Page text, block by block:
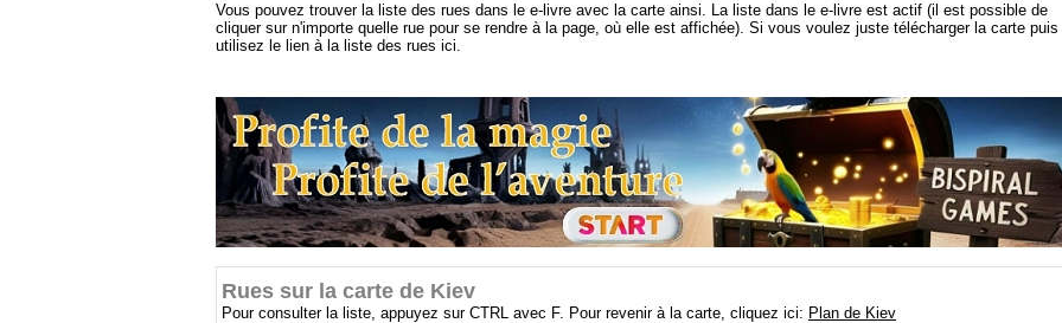
Vous pouvez trouver la liste des rues dans le e-livre avec la carte ainsi. La liste dans le e-livre est actif (il est possible de
cliquer sur n'importe quelle rue pour se rendre à la page, où elle est affichée). Si vous voulez juste télécharger la carte puis
utilisez le lien à la liste des rues ici.
Rues sur la carte de Kiev
Pour consulter la liste, appuyez sur CTRL avec F. Pour revenir à la carte, cliquez ici: Plan de Kiev